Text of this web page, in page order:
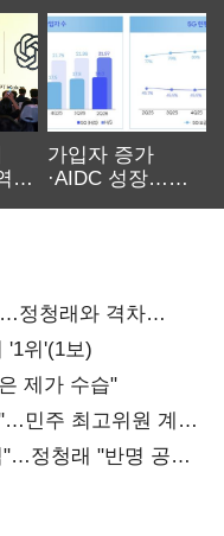
대
가입자 증가
·AIDC 성장…
정청래와 격차
'1위'(1보)
제가 수습"
민주 최고위원 계파
"…정청래 "반명 공세